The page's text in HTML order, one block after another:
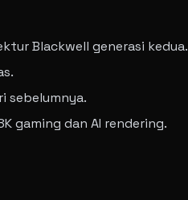
Blackwell generasi kedua.
sebelumnya.
gaming dan AI rendering.